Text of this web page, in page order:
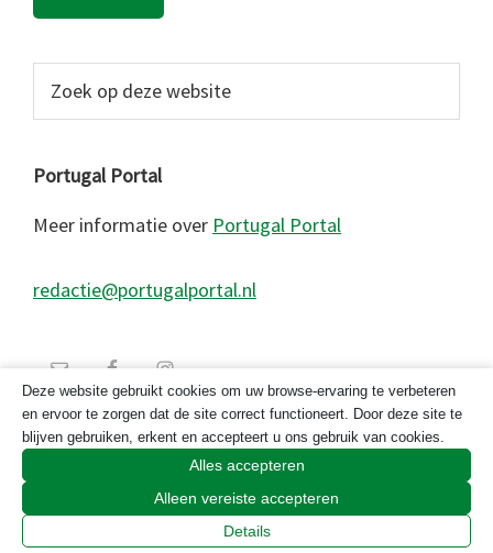
website
Portugal Portal
Meer informatie over Portugal Portal
redactie@portugalportal.nl
© 2026 Copyright Portugal Portal 2023
Deze website gebruikt cookies om uw browse-ervaring te verbeteren
en ervoor te zorgen dat de site correct functioneert. Door deze site te
blijven gebruiken, erkent en accepteert u ons gebruik van cookies.
Alles accepteren
Alleen vereiste accepteren
Details